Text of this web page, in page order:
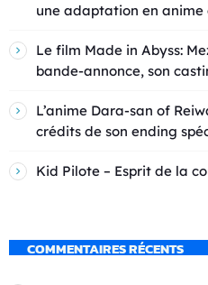
une adaptation en anime
Le film Made in Abyss:
bande-annonce, son
L’anime Dara-san of
crédits de son ending
Kid Pilote – Esprit de la
COMMENTAIRES RÉCENTS